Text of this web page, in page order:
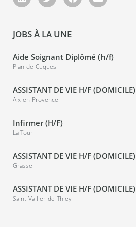
JOBS À LA UNE
Aide Soignant Diplômé (h/f)
Plan-de-Cuques
ASSISTANT DE VIE H/F (DOMICILE)
Aix-en-Provence
Infirmer (H/F)
La Tour
ASSISTANT DE VIE H/F (DOMICILE)
Grasse
ASSISTANT DE VIE H/F (DOMICILE)
Saint-Vallier-de-Thiey